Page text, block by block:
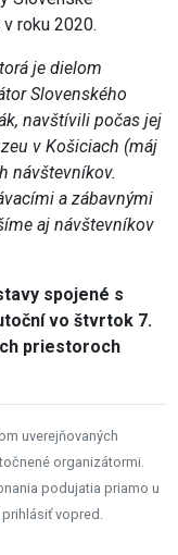
roku 2020.
je dielom
Slovenského
navštívili počas jej
v Košiciach (máj
návštevníkov.
a zábavnými
aj návštevníkov
spojené s
vo štvrtok 7.
priestoroch
uverejňovaných
organizátormi.
podujatia priamo u
vopred.